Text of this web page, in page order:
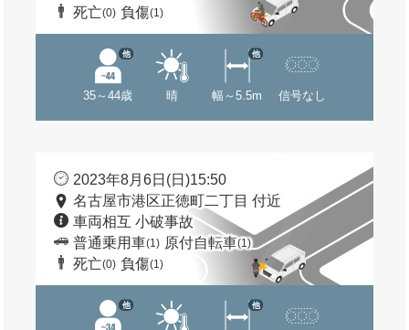
死亡(0) 負傷(1)
35～44歳
他
晴 幅～5.5m
他
信号なし
2023年8月6日(日)15:50
名古屋市港区正徳町二丁目 付近
車両相互 小破事故
普通乗用車(1) 原付自転車(1)
死亡(0) 負傷(1)
他 他